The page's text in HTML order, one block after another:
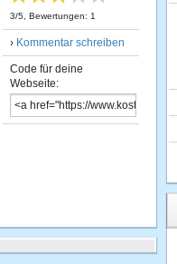
3/5 , Bewertungen: 1
› Kommentar schreiben
Code für deine
Webseite: